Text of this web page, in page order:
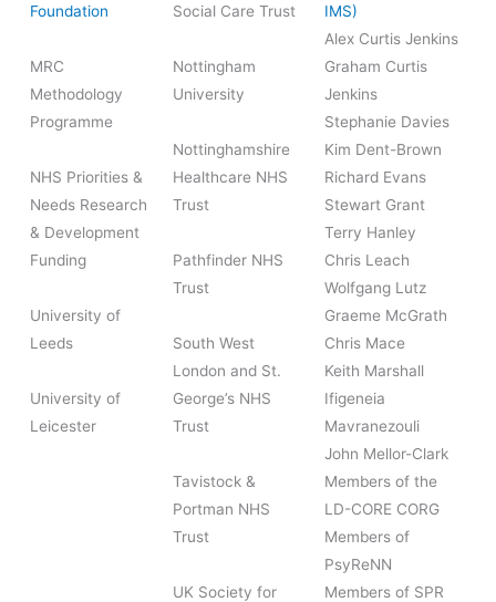
Foundation
MRC
Methodology
Programme
NHS Priorities &
Needs Research
& Development
Funding
University of
Leeds
University of
Leicester
Social Care Trust
Nottingham
University
Nottinghamshire
Healthcare NHS
Trust
Pathfinder NHS
Trust
South West
London and St.
George’s NHS
Trust
Tavistock &
Portman NHS
Trust
UK Society for
IMS)
Alex Curtis Jenkins
Graham Curtis
Jenkins
Stephanie Davies
Kim Dent-Brown
Richard Evans
Stewart Grant
Terry Hanley
Chris Leach
Wolfgang Lutz
Graeme McGrath
Chris Mace
Keith Marshall
Ifigeneia
Mavranezouli
John Mellor-Clark
Members of the
LD-CORE CORG
Members of
PsyReNN
Members of SPR